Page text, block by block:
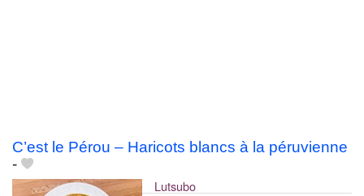
C’est le Pérou – Haricots blancs à la péruvienne
-
Lutsubo